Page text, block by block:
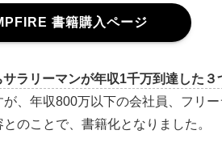
書籍購入ページ
ラリーマンが年収1千万到達した３
、年収800万以下の会社員、フリ
のことで、書籍化となりました。